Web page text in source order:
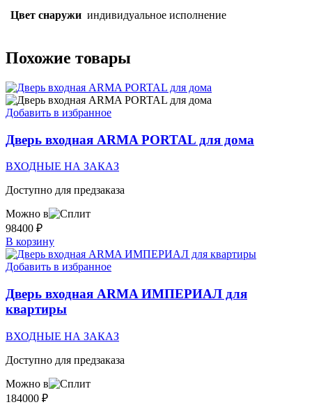
Цвет снаружи индивидуальное исполнение
Похожие товары
Добавить в избранное
Дверь входная ARMA PORTAL для дома
ВХОДНЫЕ НА ЗАКАЗ
Доступно для предзаказа
Можно в
98400 ₽
В корзину
Добавить в избранное
Дверь входная ARMA ИМПЕРИАЛ для
квартиры
ВХОДНЫЕ НА ЗАКАЗ
Доступно для предзаказа
Можно в
184000 ₽